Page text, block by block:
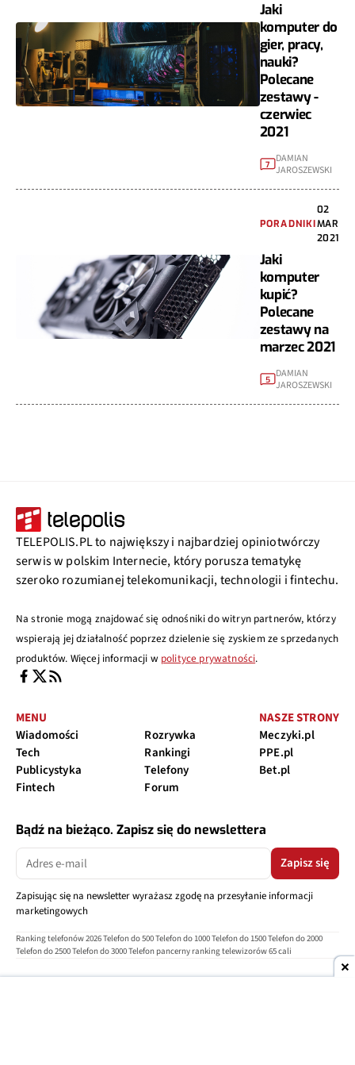
Jaki
komputer do
gier, pracy,
nauki?
Polecane
zestawy -
czerwiec
2021
7 DAMIAN
JAROSZEWSKI
PORADNIKI
02
MAR
2021
Jaki
komputer
kupić?
Polecane
zestawy na
marzec 2021
5 DAMIAN
JAROSZEWSKI
TELEPOLIS.PL to największy i najbardziej opiniotwórczy
serwis w polskim Internecie, który porusza tematykę
szeroko rozumianej telekomunikacji, technologii i fintechu.
Na stronie mogą znajdować się odnośniki do witryn partnerów, którzy
wspierają jej działalność poprzez dzielenie się zyskiem ze sprzedanych
produktów. Więcej informacji w polityce prywatności.
MENU
Wiadomości
Tech
Publicystyka
Fintech
Rozrywka
Rankingi
Telefony
Forum
NASZE STRONY
Meczyki.pl
PPE.pl
Bet.pl
Bądź na bieżąco. Zapisz się do newslettera
Zapisz się
Zapisując się na newsletter wyrażasz zgodę na przesyłanie informacji
marketingowych
Ranking telefonów 2026Telefon do 500Telefon do 1000Telefon do 1500Telefon do 2000
Telefon do 2500Telefon do 3000Telefon pancerny ranking telewizorów 65 cali